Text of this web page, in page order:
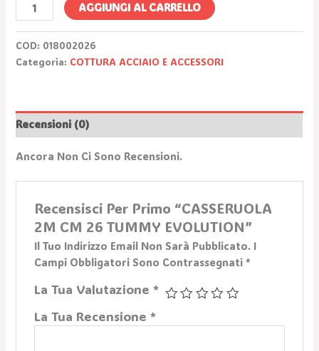
AGGIUNGI AL CARRELLO
COD: 018002026
Categoria: COTTURA ACCIAIO E ACCESSORI
Recensioni (0)
Ancora Non Ci Sono Recensioni.
Recensisci Per Primo “CASSERUOLA
2M CM 26 TUMMY EVOLUTION”
Il Tuo Indirizzo Email Non Sarà Pubblicato. I
Campi Obbligatori Sono Contrassegnati *
La Tua Valutazione *
La Tua Recensione *